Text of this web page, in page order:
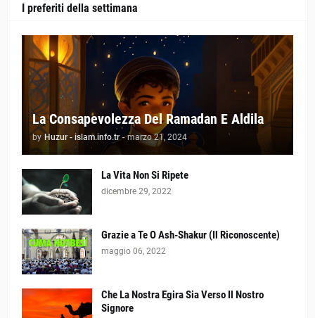
I preferiti della settimana
La Consapevolezza Del Ramadan E Aldila
by Huzur - islam.info.tr - marzo 21, 2024
La Vita Non Si Ripete
dicembre 29, 2022
Grazie a Te O Ash-Shakur (Il Riconoscente)
maggio 06, 2022
Che La Nostra Egira Sia Verso Il Nostro
Signore